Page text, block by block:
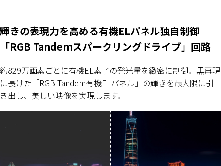
輝きの表現力を高める有機ELパネル独自制御
「RGB Tandemスパークリングドライブ」回路
約829万画素ごとに有機EL素子の発光量を緻密に制御。黒再現
に長けた「RGB Tandem有機ELパネル」の輝きを最大限に引
き出し、美しい映像を実現します。